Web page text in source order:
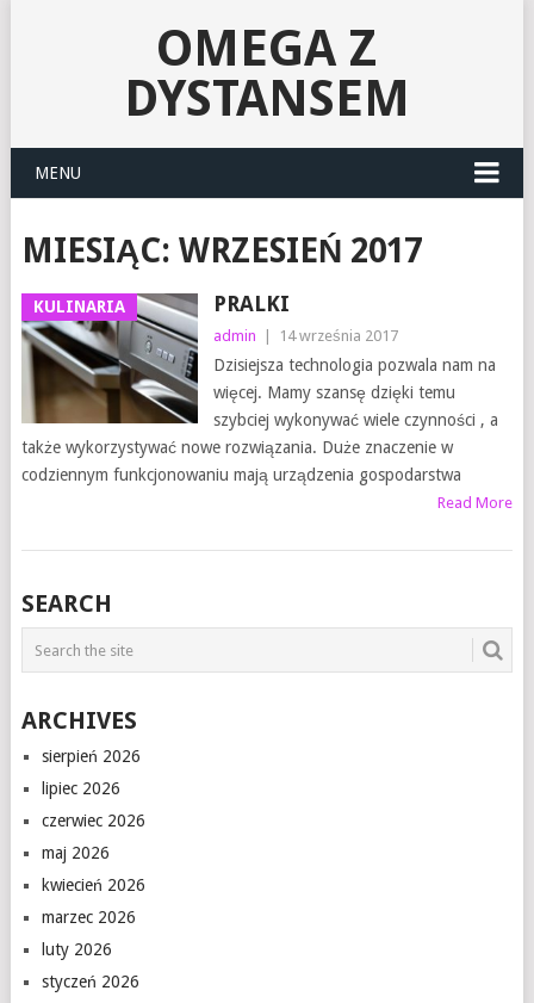
OMEGA Z
DYSTANSEM
MENU
MIESIĄC: WRZESIEŃ 2017
KULINARIA PRALKI
admin 14 września 2017
Dzisiejsza technologia pozwala nam na
więcej. Mamy szansę dzięki temu
szybciej wykonywać wiele czynności , a
także wykorzystywać nowe rozwiązania. Duże znaczenie w
codziennym funkcjonowaniu mają urządzenia gospodarstwa
Read More
SEARCH
ARCHIVES
sierpień 2026
lipiec 2026
czerwiec 2026
maj 2026
kwiecień 2026
marzec 2026
luty 2026
styczeń 2026